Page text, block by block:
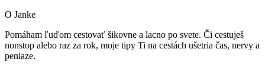
O Janke
Pomáham ľuďom cestovať šikovne a lacno po svete. Či cestuješ
nonstop alebo raz za rok, moje tipy Ti na cestách ušetria čas, nervy a
peniaze.